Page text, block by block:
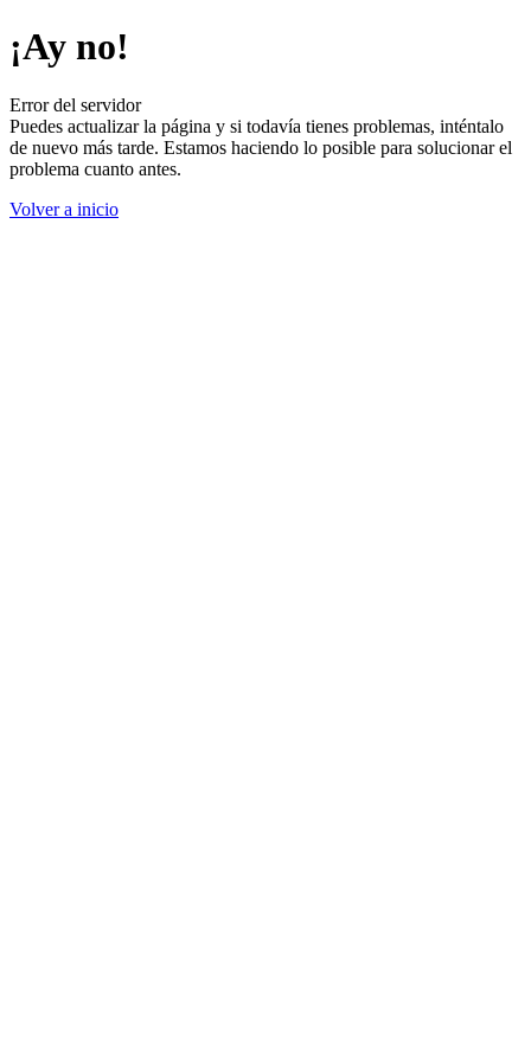
¡Ay no!
Error del servidor
Puedes actualizar la página y si todavía tienes problemas, inténtalo
de nuevo más tarde. Estamos haciendo lo posible para solucionar el
problema cuanto antes.
Volver a inicio